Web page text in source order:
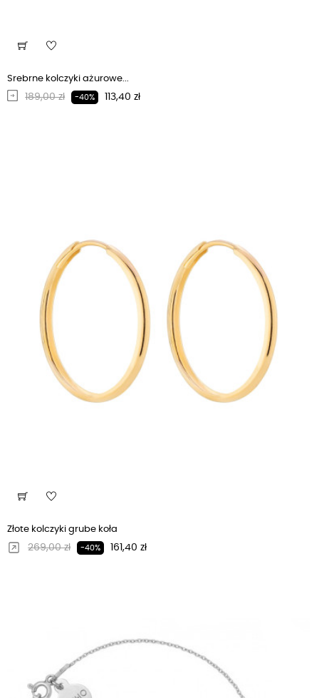
Srebrne kolczyki ażurowe...
Regularna cena
189,00 zł -40% Cena
113,40 zł
Złote kolczyki grube koła
Regularna cena
269,00 zł -40% Cena
161,40 zł